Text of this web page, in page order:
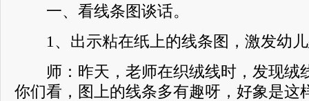
一、看线条图谈话。
1、出示粘在纸上的线条图，激发幼儿
师：昨天，老师在织绒线时，发现绒
你们看，图上的线条多有趣呀，好象是这